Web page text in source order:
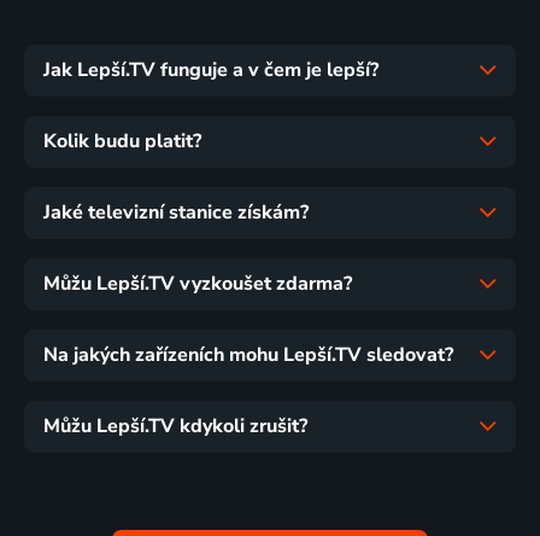
Jak Lepší.TV funguje a v čem je lepší?
Kolik budu platit?
Jaké televizní stanice získám?
Můžu Lepší.TV vyzkoušet zdarma?
Na jakých zařízeních mohu Lepší.TV sledovat?
Můžu Lepší.TV kdykoli zrušit?